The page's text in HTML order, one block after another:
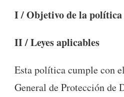
I / Objetivo de la
II / Leyes aplicables
Esta política cumple con
General de Protección de